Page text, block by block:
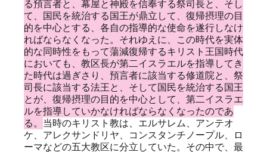
る預言者と、幕屋と神殿を信奉する祭司長と、そし
て、国民を統治する国王が鼎立して、復帰摂理の目
的を中心とする、各自の指導的な使命を遂行しなけ
ればならなくなった。それゆえに、この時代を実体
的な同時性をもって蕩減復帰するキリスト王国時代
においても、教区長が第二イスラエルを指導してき
た時代は過ぎさり、預言者に該当する修道院と、祭
司長に該当する法王と、そして国民を統治する国王
とが、復帰摂理の目的を中心として、第二イスラエ
ルを指導していかなければならなくなったのであ
る。 当時のキリスト教は、エルサレム、アンテオ
ケ、アレクサンドリヤ、コンスタンチノープル、ロ
ーマなどの五大教区に分立していた。その中で、最